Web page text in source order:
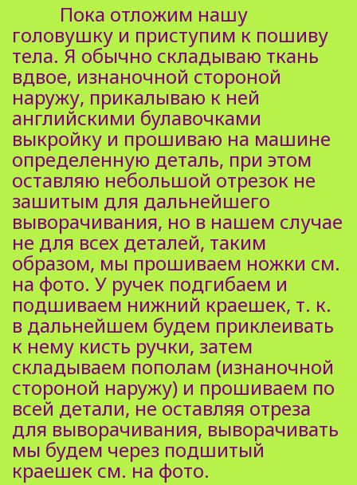
Пока отложим нашу
головушку и приступим к пошиву
тела. Я обычно складываю ткань
вдвое, изнаночной стороной
наружу, прикалываю к ней
английскими булавочками
выкройку и прошиваю на машине
определенную деталь, при этом
оставляю небольшой отрезок не
зашитым для дальнейшего
выворачивания, но в нашем случае
не для всех деталей, таким
образом, мы прошиваем ножки см.
на фото. У ручек подгибаем и
подшиваем нижний краешек, т. к.
в дальнейшем будем приклеивать
к нему кисть ручки, затем
складываем пополам (изнаночной
стороной наружу) и прошиваем по
всей детали, не оставляя отреза
для выворачивания, выворачивать
мы будем через подшитый
краешек см. на фото.